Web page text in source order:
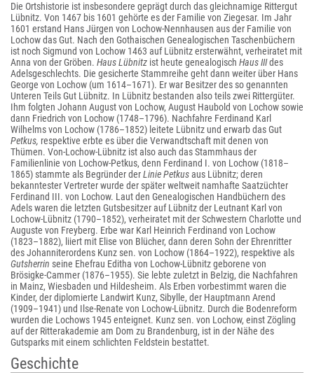
Die Ortshistorie ist insbesondere geprägt durch das gleichnamige Rittergut
Lübnitz. Von 1467 bis 1601 gehörte es der Familie von Ziegesar. Im Jahr
1601 erstand Hans Jürgen von Lochow-Nennhausen aus der Familie von
Lochow das Gut. Nach den Gothaischen Genealogischen Taschenbüchern
ist noch Sigmund von Lochow 1463 auf Lübnitz ersterwähnt, verheiratet mit
Anna von der Gröben. Haus Lübnitz ist heute genealogisch Haus IIIdes
Adelsgeschlechts. Die gesicherte Stammreihe geht dann weiter über Hans
George von Lochow (um 1614–1671). Er war Besitzer des so genannten
Unteren Teils Gut Lübnitz. In Lübnitz bestanden also teils zwei Rittergüter.
Ihm folgten Johann August von Lochow, August Haubold von Lochow sowie
dann Friedrich von Lochow (1748–1796). Nachfahre Ferdinand Karl
Wilhelms von Lochow (1786–1852) leitete Lübnitz und erwarb das Gut
Petkus, respektive erbte es über die Verwandtschaft mit denen von
Thümen. Von-Lochow-Lübnitz ist also auch das Stammhaus der
Familienlinie von Lochow-Petkus, denn Ferdinand I. von Lochow (1818–
1865) stammte als Begründer derLinie Petkusaus Lübnitz; deren
bekanntester Vertreter wurde der später weltweit namhafte Saatzüchter
Ferdinand III. von Lochow. Laut den Genealogischen Handbüchern des
Adels waren die letzten Gutsbesitzer auf Lübnitz der Leutnant Karl von
Lochow-Lübnitz (1790–1852), verheiratet mit der Schwestern Charlotte und
Auguste von Freyberg. Erbe war Karl Heinrich Ferdinand von Lochow
(1823–1882), liiert mit Elise von Blücher, dann deren Sohn der Ehrenritter
des Johanniterordens Kunz sen. von Lochow (1864–1922), respektive als
Gutsherrin seine Ehefrau Editha von Lochow-Lübnitz geborene von
Brösigke-Cammer (1876–1955). Sie lebte zuletzt in Belzig, die Nachfahren
in Mainz, Wiesbaden und Hildesheim. Als Erben vorbestimmt waren die
Kinder, der diplomierte Landwirt Kunz, Sibylle, der Hauptmann Arend
(1909–1941) und Ilse-Renate von Lochow-Lübnitz. Durch die Bodenreform
wurden die Lochows 1945 enteignet. Kunz sen. von Lochow, einst Zögling
auf der Ritterakademie am Dom zu Brandenburg, ist in der Nähe des
Gutsparks mit einem schlichten Feldstein bestattet.
Geschichte